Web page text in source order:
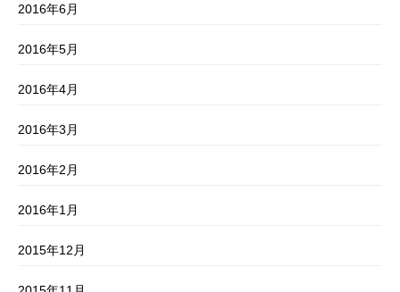
2016年6月
2016年5月
2016年4月
2016年3月
2016年2月
2016年1月
2015年12月